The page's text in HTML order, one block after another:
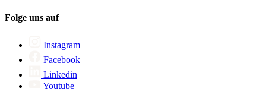
Folge uns auf
Instagram
Facebook
Linkedin
Youtube